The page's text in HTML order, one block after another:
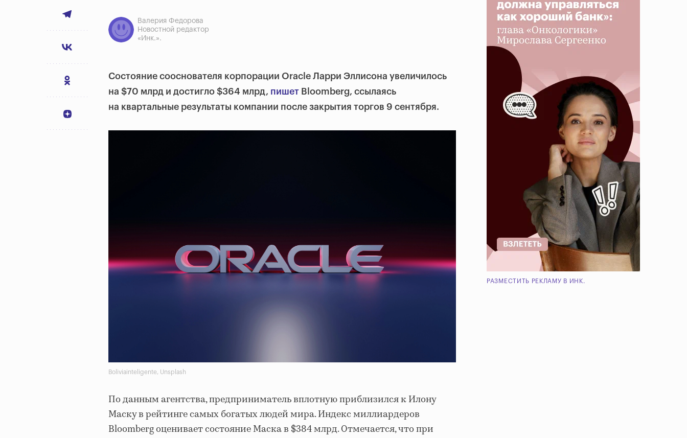
Валерия Федорова
Новостной редактор
«Инк.».
Состояние сооснователя корпорации Oracle Ларри Эллисона увеличилось
на $70 млрд и достигло $364 млрд, пишет Bloomberg, ссылаясь
на квартальные результаты компании после закрытия торгов 9 сентября.
Boliviainteligente, Unsplash
По данным агентства, предприниматель вплотную приблизился к Илону
Маску в рейтинге самых богатых людей мира. Индекс миллиардеров
Bloomberg оценивает состояние Маска в $384 млрд. Отмечается, что при
РАЗМЕСТИТЬ РЕКЛАМУ В ИНК.